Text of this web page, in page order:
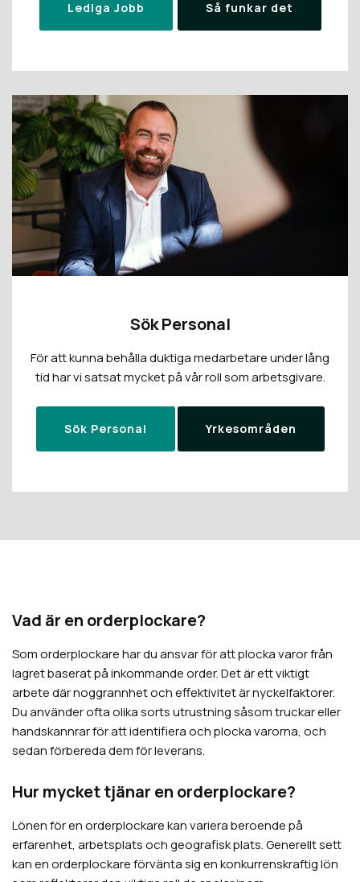
Lediga Jobb Så funkar det
Sök Personal
För att kunna behålla duktiga medarbetare under lång
tid har vi satsat mycket på vår roll som arbetsgivare.
Sök Personal Yrkesområden
Vad är en orderplockare?
Som orderplockare har du ansvar för att plocka varor från
lagret baserat på inkommande order. Det är ett viktigt
arbete där noggrannhet och effektivitet är nyckelfaktorer.
Du använder ofta olika sorts utrustning såsom truckar eller
handskannrar för att identifiera och plocka varorna, och
sedan förbereda dem för leverans.
Hur mycket tjänar en orderplockare?
Lönen för en orderplockare kan variera beroende på
erfarenhet, arbetsplats och geografisk plats. Generellt sett
kan en orderplockare förvänta sig en konkurrenskraftig lön